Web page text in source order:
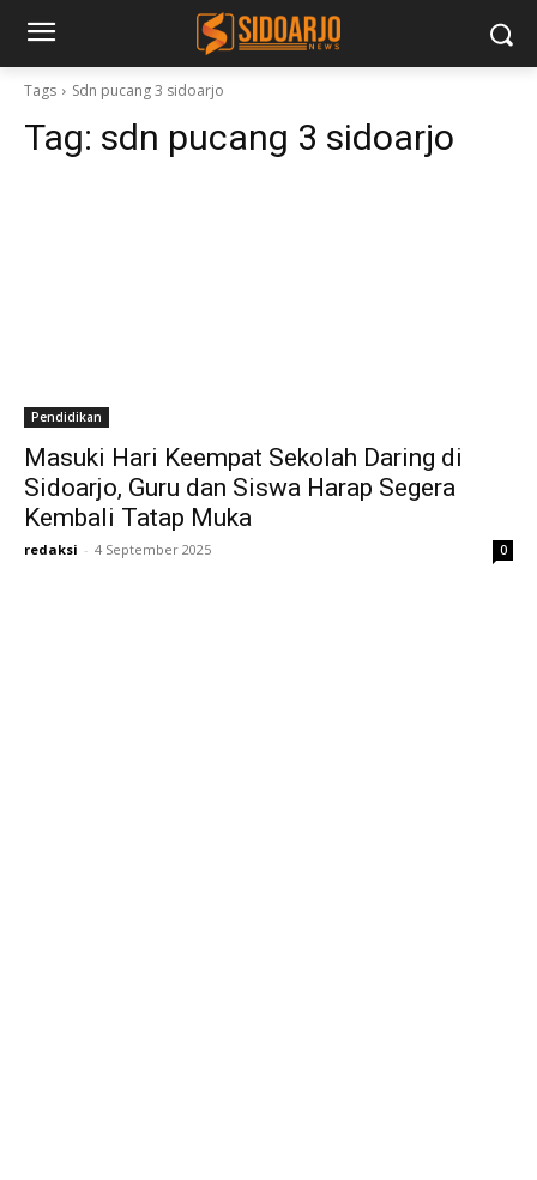
Tags Sdn pucang 3 sidoarjo
Tag: sdn pucang 3 sidoarjo
Pendidikan
Masuki Hari Keempat Sekolah Daring di
Sidoarjo, Guru dan Siswa Harap Segera
Kembali Tatap Muka
redaksi - 4 September 2025 0